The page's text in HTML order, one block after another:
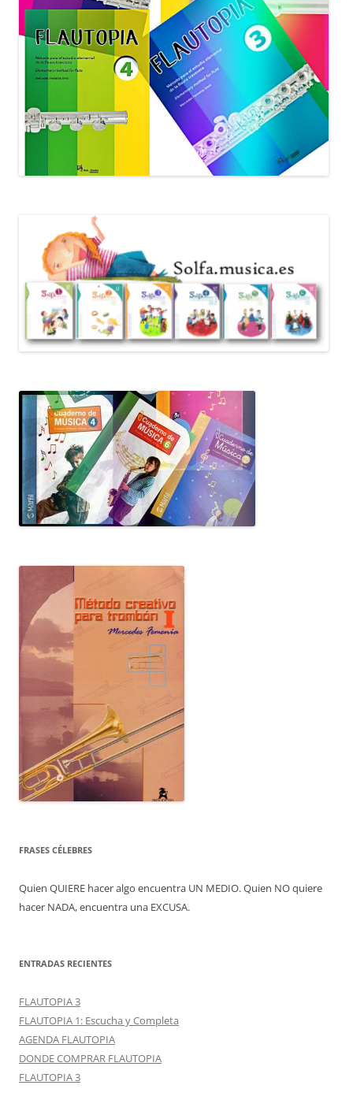
FRASES CÉLEBRES
Quien QUIERE hacer algo encuentra UN MEDIO. Quien NO quiere
hacer NADA, encuentra una EXCUSA.
ENTRADAS RECIENTES
FLAUTOPIA 3
FLAUTOPIA 1: Escucha y Completa
AGENDA FLAUTOPIA
DONDE COMPRAR FLAUTOPIA
FLAUTOPIA 3